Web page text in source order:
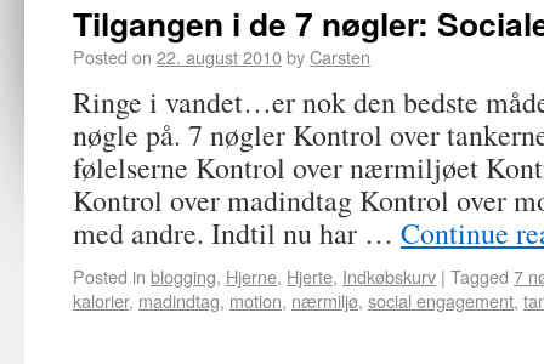
Tilgangen i de 7 nøgler:
Posted on 22. august 2010byCarsten
Ringe i vandet…er nok den bedste
nøgle på. 7 nøgler Kontrol over
følelserne Kontrol over nærmiljøet
Kontrol over madindtag Kontrol over
med andre. Indtil nu har … Continue
Posted in blogging, Hjerne, Hjerte, Indkøbskurv | Tagged 7
kalorier, madindtag, motion, nærmiljø, social engagement,